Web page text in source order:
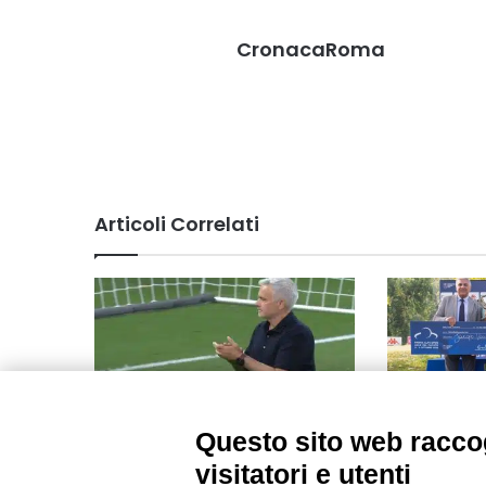
CronacaRoma
Articoli Correlati
La cura Sarri porta frutti alla
Lazio, Mourinho ha ragione a
Da Vecchi
Parma Alps
Questo sito web
visitatori e utenti